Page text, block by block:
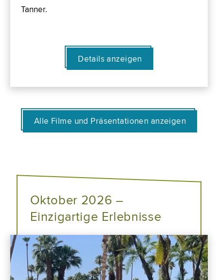
Tanner.
Details anzeigen
Alle Filme und Präsentationen anzeigen
Oktober 2026 –
Einzigartige Erlebnisse